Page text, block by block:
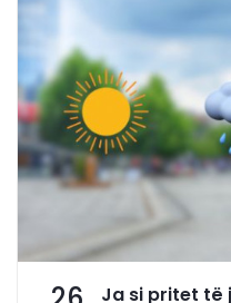
Ja si pritet të